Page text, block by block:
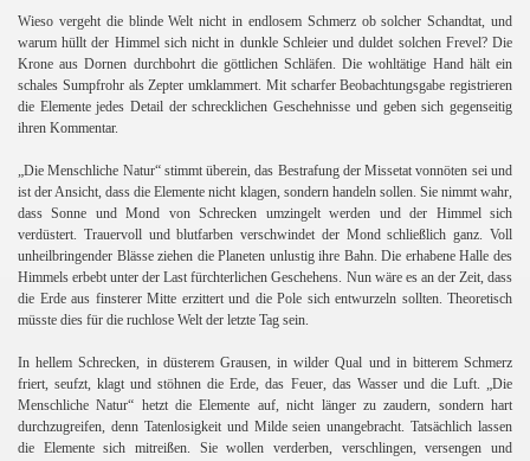
Wieso vergeht die blinde Welt nicht in endlosem Schmerz ob solcher Schandtat, und
warum hüllt der Himmel sich nicht in dunkle Schleier und duldet solchen Frevel? Die
Krone aus Dornen durchbohrt die göttlichen Schläfen. Die wohltätige Hand hält ein
schales Sumpfrohr als Zepter umklammert. Mit scharfer Beobachtungsgabe registrieren
die Elemente jedes Detail der schrecklichen Geschehnisse und geben sich gegenseitig
ihren Kommentar.
„Die Menschliche Natur“ stimmt überein, das Bestrafung der Missetat vonnöten sei und
ist der Ansicht, dass die Elemente nicht klagen, sondern handeln sollen. Sie nimmt wahr,
dass Sonne und Mond von Schrecken umzingelt werden und der Himmel sich
verdüstert. Trauervoll und blutfarben verschwindet der Mond schließlich ganz. Voll
unheilbringender Blässe ziehen die Planeten unlustig ihre Bahn. Die erhabene Halle des
Himmels erbebt unter der Last fürchterlichen Geschehens. Nun wäre es an der Zeit, dass
die Erde aus finsterer Mitte erzittert und die Pole sich entwurzeln sollten. Theoretisch
müsste dies für die ruchlose Welt der letzte Tag sein.
In hellem Schrecken, in düsterem Grausen, in wilder Qual und in bitterem Schmerz
friert, seufzt, klagt und stöhnen die Erde, das Feuer, das Wasser und die Luft. „Die
Menschliche Natur“ hetzt die Elemente auf, nicht länger zu zaudern, sondern hart
durchzugreifen, denn Tatenlosigkeit und Milde seien unangebracht. Tatsächlich lassen
die Elemente sich mitreißen. Sie wollen verderben, verschlingen, versengen und